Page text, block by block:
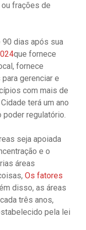
frações de
90 dias após sua
que fornece
fornece
gerenciar e
com mais de
terá um ano
poder regulatório.
seja apoiada
e o
áreas
Os fatores
disso, as áreas
três anos,
pela lei